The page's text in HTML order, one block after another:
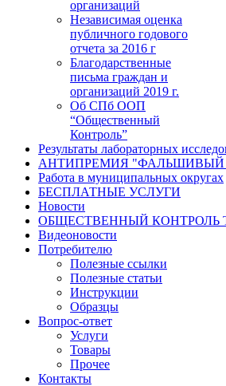
организаций
Независимая оценка
публичного годового
отчета за 2016 г
Благодарственные
письма граждан и
организаций 2019 г.
Об СПб ООП
“Общественный
Контроль”
Результаты лабораторных
АНТИПРЕМИЯ "ФАЛЬШИВЫЙ
Работа в муниципальных округах
БЕСПЛАТНЫЕ УСЛУГИ
Новости
ОБЩЕСТВЕННЫЙ КОНТРОЛЬ
Видеоновости
Потребителю
Полезные ссылки
Полезные статьи
Инструкции
Образцы
Вопрос-ответ
Услуги
Товары
Прочее
Контакты